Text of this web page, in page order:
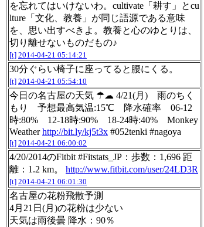
を忘れてはいけないわ。cultivate「耕す」とcu
lture「文化、教養」が同じ語源である意味
を、思い出すべきよ。教養と心のゆとりは、
切り離せないものだもの♪
[t] 2014-04-21 05:14:21
30分ぐらい椅子に座ってると腰にくる。
[t] 2014-04-21 05:54:10
今日の名古屋の天気 ☂☁ 4/21(月) 雨のちく
もり 予想最高気温:15℃ 降水確率 06-12
時:80% 12-18時:90% 18-24時:40% Monkey
Weatherhttp://bit.ly/kj5t3x #052tenki #nagoya
[t] 2014-04-21 06:00:02
4/20/2014のFitbit #Fitstats_JP：歩数：1,696 距
離：1.2 km。 http://www.fitbit.com/user/24LD3R
[t] 2014-04-21 06:01:30
名古屋の花粉飛散予測
4月21日(月)の花粉は少ない
天気は雨後曇 降水：90％